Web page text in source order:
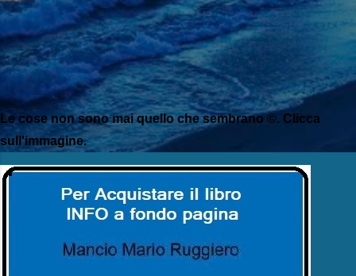
Le cose non sono mai quello che sembrano ©. Clicca
sull'immagine.